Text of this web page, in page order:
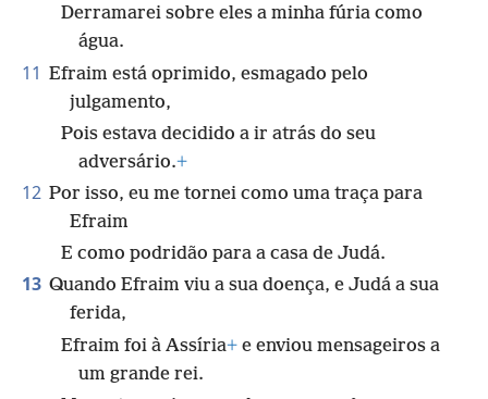
Derramarei sobre eles a minha fúria como
água.
11 Efraim está oprimido, esmagado pelo
julgamento,
Pois estava decidido a ir atrás do seu
adversário.+
12 Por isso, eu me tornei como uma traça para
Efraim
E como podridão para a casa de Judá.
13 Quando Efraim viu a sua doença, e Judá a sua
ferida,
Efraim foi à Assíria+ e enviou mensageiros a
um grande rei.